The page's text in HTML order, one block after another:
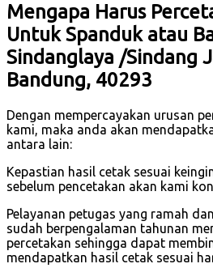
Mengapa Harus
Untuk Spanduk atau
Sindanglaya /Sindang
Bandung, 40293
Dengan mempercayakan urusan
kami, maka anda akan
antara lain:
Kepastian hasil cetak sesuai
sebelum pencetakan akan kami
Pelayanan petugas yang ramah
sudah berpengalaman tahunan
percetakan sehingga dapat
mendapatkan hasil cetak sesuai